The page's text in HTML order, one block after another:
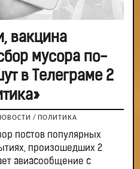
вакцина
мусора по-
в Телеграме 2
/ ПОЛИТИКА
постов популярных
произошедших 2
авиасообщение с